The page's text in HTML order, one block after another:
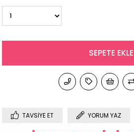
TAVSIYE ET YORUM YAZ